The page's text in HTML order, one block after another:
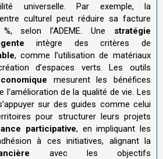
universelle. Par exemple, la
culturel peut réduire sa facture
selon l’ADEME. Une stratégie
intègre des critères de
, comme l’utilisation de matériaux
d’espaces verts. Les outils
mesurent les bénéfices
l’amélioration de la qualité de vie. Les
sur des guides comme celui
pour structurer leurs projets
participative, en impliquant les
à ces initiatives, alignant la
avec les objectifs